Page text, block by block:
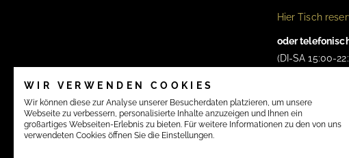
Hier Tisch
oder
(DI-SA 15:00-
WIR VERWENDEN COOKIES
Wir können diese zur Analyse unserer Besucherdaten platzieren, um unsere
Webseite zu verbessern, personalisierte Inhalte anzuzeigen und Ihnen ein
großartiges Webseiten-Erlebnis zu bieten. Für weitere Informationen zu den von uns
verwendeten Cookies öffnen Sie die Einstellungen.